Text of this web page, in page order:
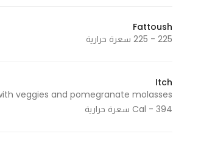
Fattoush
225 - 225 سعرة حرارية
Itch
Cal - 394 سعرة حرارية
and
how the
website is
used.